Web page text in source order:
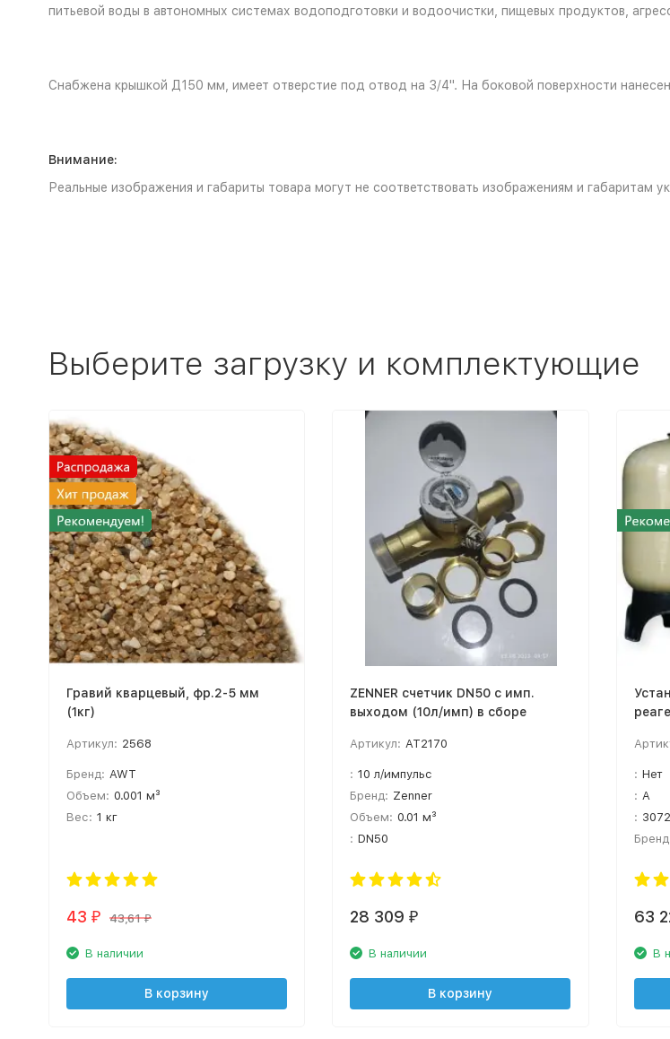
питьевой воды в автономных системах водоподготовки и водоочистки, пищевых продуктов,
Снабжена крышкой Д150 мм, имеет отверстие под отвод на 3/4". На боковой поверхности
Внимание:
Реальные изображения и габариты товара могут не соответствовать изображениям и габаритам
Выберите загрузку и комплектующие
Гравий кварцевый, фр.2-5 мм
(1кг)
Артикул: 2568
Бренд: AWT
Объем: 0.001 м³
Вес: 1 кг
43 ₽ 43,61 ₽
В наличии
В корзину
ZENNER счетчик DN50 с имп.
выходом (10л/имп) в сборе
Артикул: AT2170
: 10 л/импульс
Бренд: Zenner
Объем: 0.01 м³
: DN50
28 309 ₽
В наличии
В корзину
: Нет
: A
: 3072
63
В